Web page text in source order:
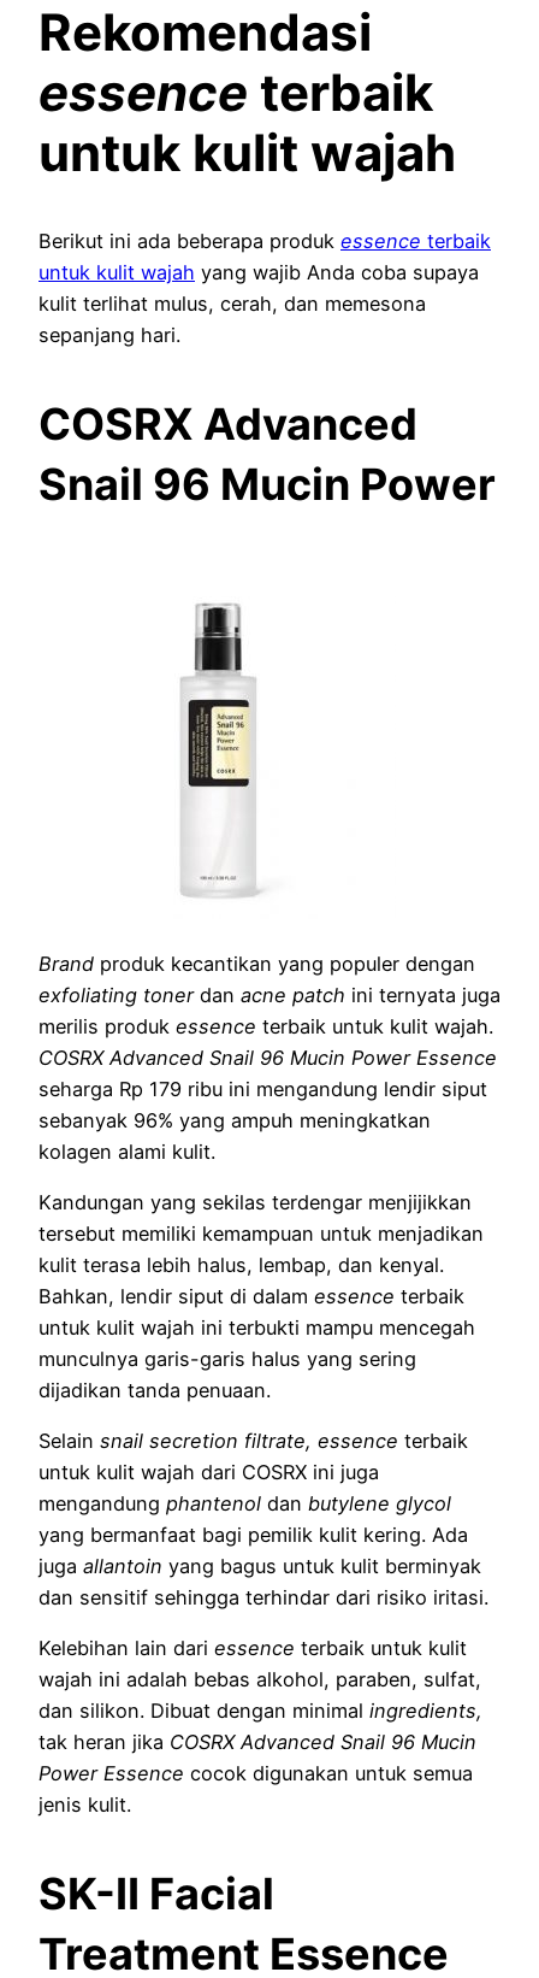
Rekomendasi
essence terbaik
untuk kulit wajah
Berikut ini ada beberapa produk essence terbaik
untuk kulit wajah yang wajib Anda coba supaya
kulit terlihat mulus, cerah, dan memesona
sepanjang hari.
COSRX Advanced
Snail 96 Mucin Power
Brand produk kecantikan yang populer dengan
exfoliating toner dan acne patch ini ternyata juga
merilis produk essence terbaik untuk kulit wajah.
COSRX Advanced Snail 96 Mucin Power Essence
seharga Rp 179 ribu ini mengandung lendir siput
sebanyak 96% yang ampuh meningkatkan
kolagen alami kulit.
Kandungan yang sekilas terdengar menjijikkan
tersebut memiliki kemampuan untuk menjadikan
kulit terasa lebih halus, lembap, dan kenyal.
Bahkan, lendir siput di dalam essence terbaik
untuk kulit wajah ini terbukti mampu mencegah
munculnya garis-garis halus yang sering
dijadikan tanda penuaan.
Selain snail secretion filtrate, essence terbaik
untuk kulit wajah dari COSRX ini juga
mengandung phantenol dan butylene glycol
yang bermanfaat bagi pemilik kulit kering. Ada
juga allantoin yang bagus untuk kulit berminyak
dan sensitif sehingga terhindar dari risiko iritasi.
Kelebihan lain dari essence terbaik untuk kulit
wajah ini adalah bebas alkohol, paraben, sulfat,
dan silikon. Dibuat dengan minimal ingredients,
tak heran jika COSRX Advanced Snail 96 Mucin
Power Essence cocok digunakan untuk semua
jenis kulit.
SK-II Facial
Treatment Essence